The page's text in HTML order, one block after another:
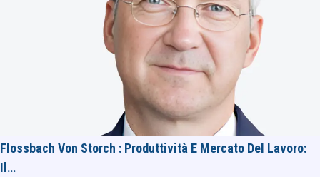
Flossbach Von Storch : Produttività E Mercato Del Lavoro:
Il…